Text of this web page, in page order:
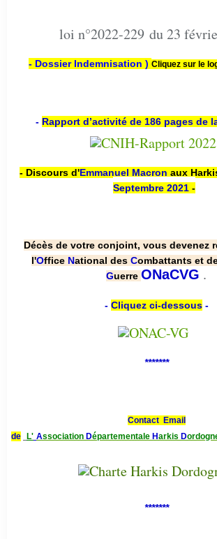
loi n°2022-229 du 23
- Dossier Indemnisation ) Cliquez sur le
- Rapport d’activité de 186 pages de
- Discours d'Emmanuel Macron aux
Septembre 2021 -
Décès de votre conjoint, vous devenez
l'Office National des Combattants et
Guerre ONaCVG .
- Cliquez ci-dessous-
*******
Contact Email
de
L' Association Départementale Harkis D
*******